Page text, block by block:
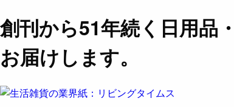
創刊から51年続く日用品
お届けします。